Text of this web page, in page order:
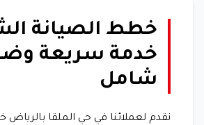
خطط الصيانة
خدمة سريعة
شامل
نقدم لعملائنا في حي الملقا